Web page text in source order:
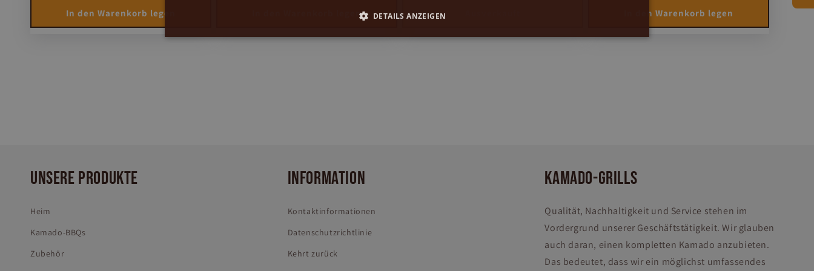
In den Warenkorb legen In den Warenkorb legen In den Warenkorb legen
UNSERE PRODUKTE
Heim
Kamado-BBQs
Zubehör
INFORMATION
Kontaktinformationen
Datenschutzrichtlinie
Kehrt zurück
KAMADO-GRILLS
Qualität, Nachhaltigkeit und Service stehen im
Vordergrund unserer Geschäftstätigkeit. Wir glauben
auch daran, einen kompletten Kamado anzubieten.
Das bedeutet, dass wir ein möglichst umfassendes
DETAILS ANZEIGEN